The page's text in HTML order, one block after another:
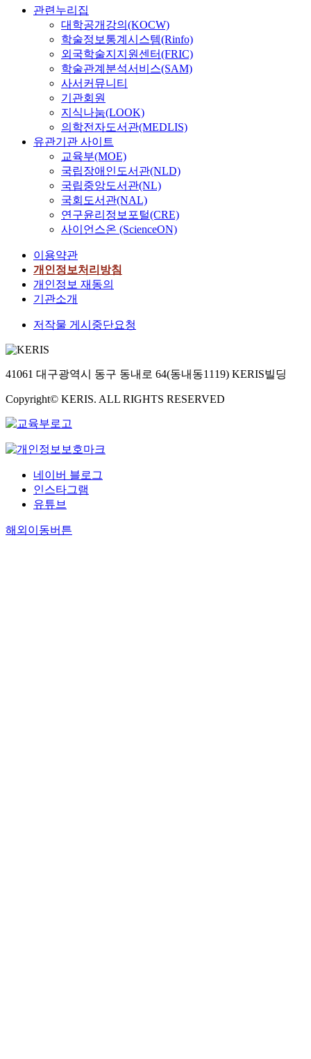
관련누리집
대학공개강의(KOCW)
학술정보통계시스템(Rinfo)
외국학술지지원센터(FRIC)
학술관계분석서비스(SAM)
사서커뮤니티
기관회원
지식나눔(LOOK)
의학전자도서관(MEDLIS)
유관기관 사이트
교육부(MOE)
국립장애인도서관(NLD)
국립중앙도서관(NL)
국회도서관(NAL)
연구윤리정보포털(CRE)
사이언스온 (ScienceON)
이용약관
개인정보처리방침
개인정보 재동의
기관소개
저작물 게시중단요청
41061 대구광역시 동구 동내로 64(동내동1119) KERIS빌딩
Copyright© KERIS. ALL RIGHTS RESERVED
네이버 블로그
인스타그램
유튜브
해외이동버튼